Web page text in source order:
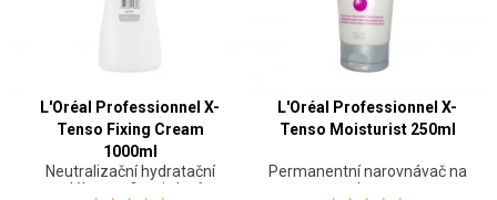
L'Oréal Professionnel X-
Tenso Fixing Cream
1000ml
Neutralizační hydratační
mléko pro fixaci vlasů
L'Oréal Professionnel X-
Tenso Moisturist 250ml
Permanentní narovnávač na
vlasy